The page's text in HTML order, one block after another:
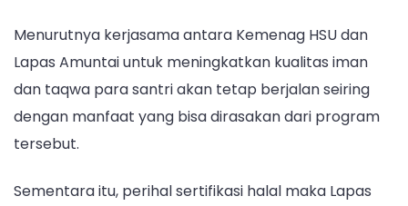
Menurutnya kerjasama antara Kemenag HSU dan
Lapas Amuntai untuk meningkatkan kualitas iman
dan taqwa para santri akan tetap berjalan seiring
dengan manfaat yang bisa dirasakan dari program
tersebut.
Sementara itu, perihal sertifikasi halal maka Lapas